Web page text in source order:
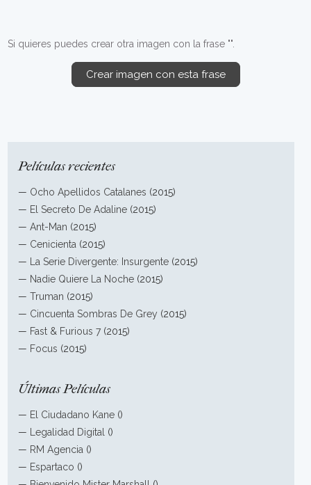
Si quieres puedes crear otra imagen con la frase "".
Crear imagen con esta frase
Películas recientes
— Ocho Apellidos Catalanes (2015)
— El Secreto De Adaline (2015)
—Ant-Man (2015)
— Cenicienta (2015)
—
La Serie Divergente: Insurgente (2015)
— Nadie Quiere La Noche (2015)
—Truman (2015)
— Cincuenta Sombras De Grey (2015)
— Fast & Furious 7 (2015)
— Focus (2015)
Últimas Películas
— El Ciudadano Kane ()
—
Legalidad Digital
()
— RM Agencia ()
— Espartaco ()